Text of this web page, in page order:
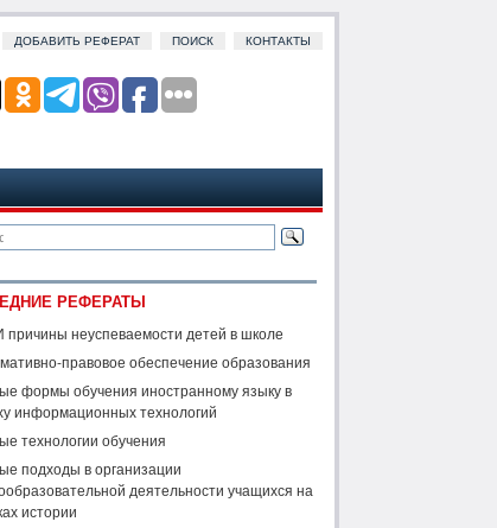
ДОБАВИТЬ РЕФЕРАТ ПОИСК КОНТАКТЫ
РЕФЕРАТЫ
неуспеваемости детей в школе
правовое обеспечение образования
формы обучения иностранному языку в
информационных технологий
технологии обучения
подходы в организации
деятельности учащихся на
истории